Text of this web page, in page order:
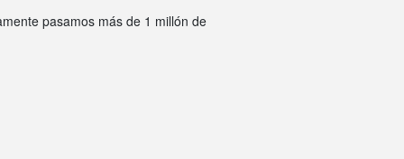
pasamos más de 1 millón de